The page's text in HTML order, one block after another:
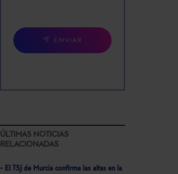
ENVIAR
ÚLTIMAS NOTICIAS
RELACIONADAS
- El TSJ de Murcia confirma las altas en la